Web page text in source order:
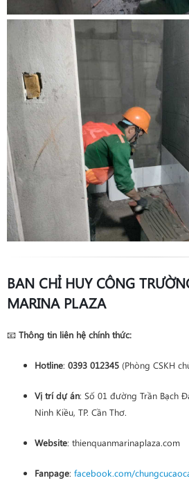
BAN CHỈ HUY CÔNG
MARINA PLAZA
📧 Thông tin liên hệ chính thức:
Hotline: 0393 012345 (Phòng CSKH
Vị trí dự án: Số 01 đường Trần Bạch
Ninh Kiều, TP. Cần Thơ.
Website: thienquanmarinaplaza.com
Fanpage: facebook.com/